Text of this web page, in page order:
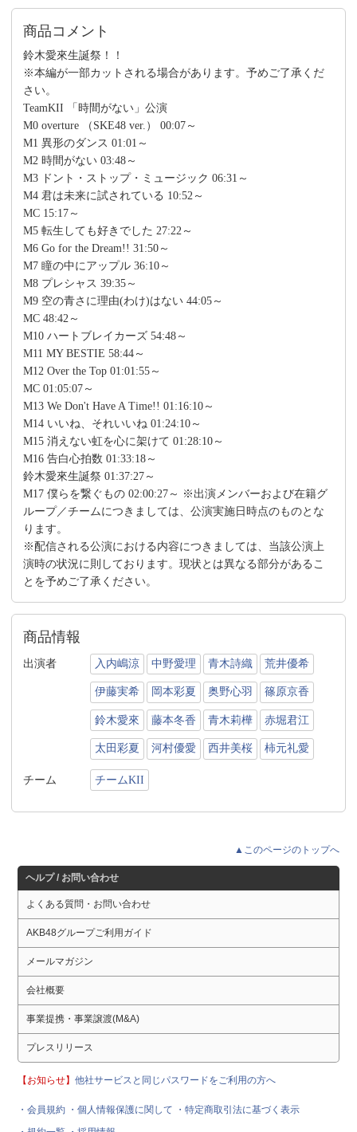
商品コメント
鈴木愛來生誕祭！！
※本編が一部カットされる場合があります。予めご了承くだ
さい。
TeamKII 「時間がない」公演
M0 overture （SKE48 ver.） 00:07～
M1 異形のダンス 01:01～
M2 時間がない 03:48～
M3 ドント・ストップ・ミュージック 06:31～
M4 君は未来に試されている 10:52～
MC 15:17～
M5 転生しても好きでした 27:22～
M6 Go for the Dream!! 31:50～
M7 瞳の中にアップル 36:10～
M8 プレシャス 39:35～
M9 空の青さに理由(わけ)はない 44:05～
MC 48:42～
M10 ハートブレイカーズ 54:48～
M11 MY BESTIE 58:44～
M12 Over the Top 01:01:55～
MC 01:05:07～
M13 We Don't Have A Time!! 01:16:10～
M14 いいね、それいいね 01:24:10～
M15 消えない虹を心に架けて 01:28:10～
M16 告白心拍数 01:33:18～
鈴木愛來生誕祭 01:37:27～
M17 僕らを繋ぐもの 02:00:27～ ※出演メンバーおよび在籍グ
ループ／チームにつきましては、公演実施日時点のものとな
ります。
※配信される公演における内容につきましては、当該公演上
演時の状況に則しております。現状とは異なる部分があるこ
とを予めご了承ください。
商品情報
出演者 入内嶋涼 中野愛理 青木詩織 荒井優希
伊藤実希 岡本彩夏 奥野心羽 篠原京香
鈴木愛來 藤本冬香 青木莉樺 赤堀君江
太田彩夏 河村優愛 西井美桜 柿元礼愛
チーム チームKII
▲このページのトップへ
ヘルプ / お問い合わせ
よくある質問・お問い合わせ
AKB48グループご利用ガイド
メールマガジン
会社概要
事業提携・事業譲渡(M&A)
プレスリリース
【お知らせ】他社サービスと同じパスワードをご利用の方へ
・会員規約 ・個人情報保護に関して
・特定商取引法に基づく表示